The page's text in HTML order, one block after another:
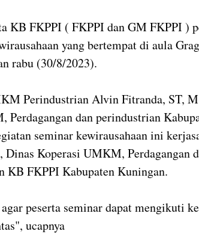
KB FKPPI ( FKPPI dan GM FKPPI )
yang bertempat di aula
rabu (30/8/2023).
Perindustrian Alvin Fitranda, ST,
Perdagangan dan perindustrian
seminar kewirausahaan ini
Dinas Koperasi UMKM, Perdagangan
KB FKPPI Kabupaten Kuningan.
peserta seminar dapat mengikuti
ucapnya